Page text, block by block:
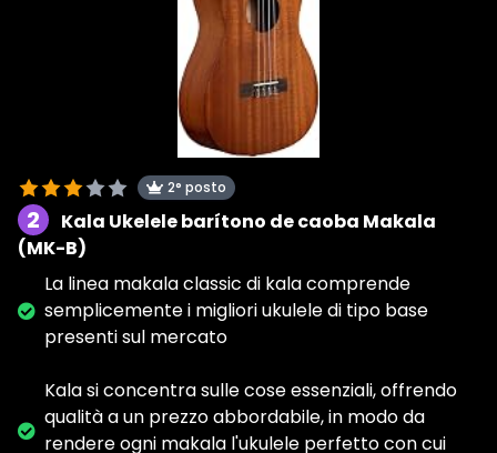
2° posto
2
Kala Ukelele barítono de caoba Makala
(MK-B)
La linea makala classic di kala comprende
semplicemente i migliori ukulele di tipo base
presenti sul mercato
Kala si concentra sulle cose essenziali, offrendo
qualità a un prezzo abbordabile, in modo da
rendere ogni makala l'ukulele perfetto con cui